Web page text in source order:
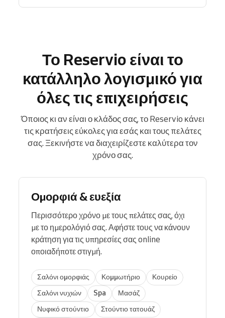
Το Reservio είναι το
κατάλληλο λογισμικό για
όλες τις επιχειρήσεις
Όποιος κι αν είναι ο κλάδος σας, το Reservio κάνει
τις κρατήσεις εύκολες για εσάς και τους πελάτες
σας. Ξεκινήστε να διαχειρίζεστε καλύτερα τον
χρόνο σας.
Ομορφιά & ευεξία
Περισσότερο χρόνο με τους πελάτες σας, όχι
με το ημερολόγιό σας. Αφήστε τους να κάνουν
κράτηση για τις υπηρεσίες σας online
οποιαδήποτε στιγμή.
Σαλόνι ομορφιάς Κομμωτήριο
Κουρείο
Σαλόνι νυχιών
Spa
Μασάζ
Νυφικό στούντιο
Στούντιο τατουάζ